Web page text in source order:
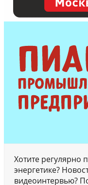
Хотите регулярно
энергетике?
видеоинтервью?